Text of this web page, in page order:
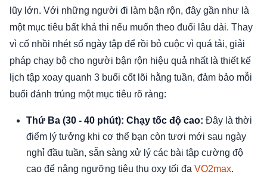
lũy lớn. Với những người đi làm bận rộn, đây gần như là
một mục tiêu bất khả thi nếu muốn theo đuổi lâu dài. Thay
vì cố nhồi nhét số ngày tập để rồi bỏ cuộc vì quá tải, giải
pháp chạy bộ cho người bận rộn hiệu quả nhất là thiết kế
lịch tập xoay quanh 3 buổi cốt lõi hằng tuần, đảm bảo mỗi
buổi đánh trúng một mục tiêu rõ ràng:
Thứ Ba (30 - 40 phút): Chạy tốc độ cao: Đây là thời
điểm lý tưởng khi cơ thể bạn còn tươi mới sau ngày
nghỉ đầu tuần, sẵn sàng xử lý các bài tập cường độ
cao để nâng ngưỡng tiêu thụ oxy tối đa VO2max.